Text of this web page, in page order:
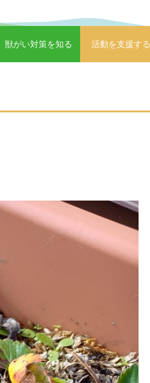
獣がい対策を知る 活動を支援する